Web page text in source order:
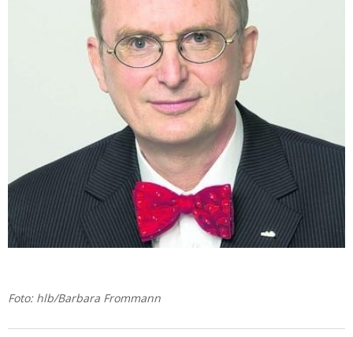
Foto: hlb/Barbara Frommann